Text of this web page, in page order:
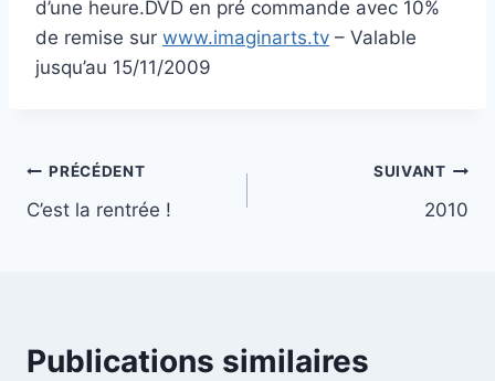
d’une heure.DVD en pré commande avec 10%
de remise sur www.imaginarts.tv – Valable
jusqu’au 15/11/2009
Navigation
de
PRÉCÉDENT
C’est la rentrée !
SUIVANT
2010
Publications similaires